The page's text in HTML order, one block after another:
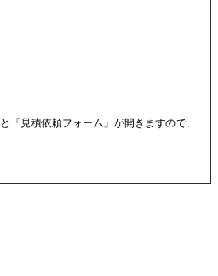
見積依頼フォーム」が開きますので、